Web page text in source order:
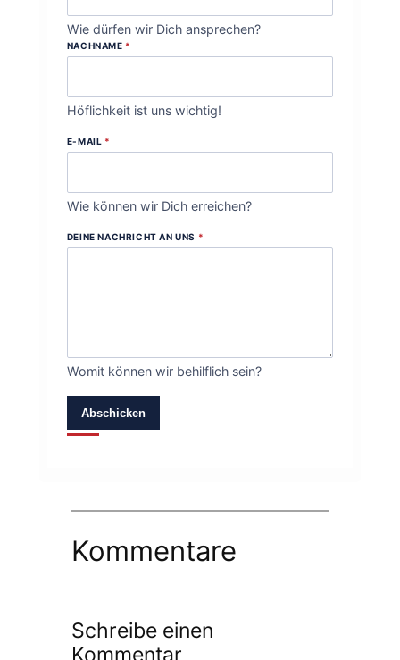
Wie dürfen wir Dich ansprechen?
NACHNAME *
Höflichkeit ist uns wichtig!
E-MAIL *
Wie können wir Dich erreichen?
DEINE NACHRICHT AN UNS *
Womit können wir behilflich sein?
Abschicken
Kommentare
Schreibe einen
Kommentar